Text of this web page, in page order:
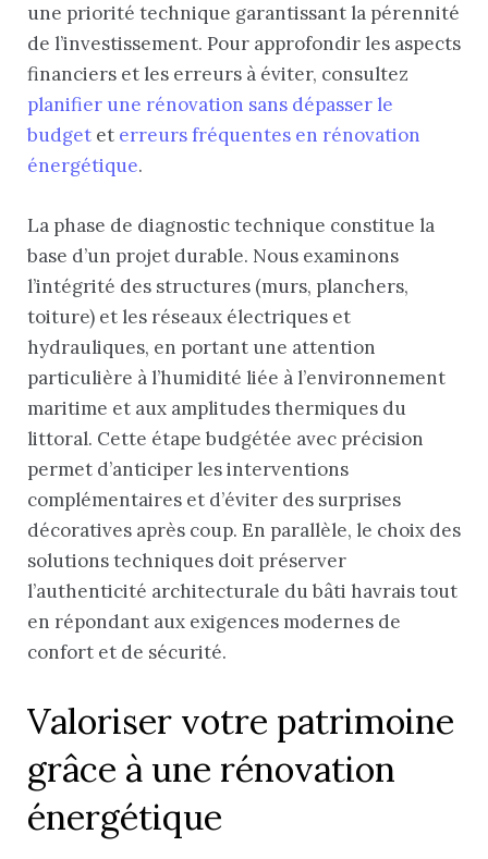
une priorité technique garantissant la pérennité
de l’investissement. Pour approfondir les aspects
financiers et les erreurs à éviter, consultez
planifier une rénovation sans dépasser le
budget et erreurs fréquentes en rénovation
énergétique.
La phase de diagnostic technique constitue la
base d’un projet durable. Nous examinons
l’intégrité des structures (murs, planchers,
toiture) et les réseaux électriques et
hydrauliques, en portant une attention
particulière à l’humidité liée à l’environnement
maritime et aux amplitudes thermiques du
littoral. Cette étape budgétée avec précision
permet d’anticiper les interventions
complémentaires et d’éviter des surprises
décoratives après coup. En parallèle, le choix des
solutions techniques doit préserver
l’authenticité architecturale du bâti havrais tout
en répondant aux exigences modernes de
confort et de sécurité.
Valoriser votre patrimoine
grâce à une rénovation
énergétique